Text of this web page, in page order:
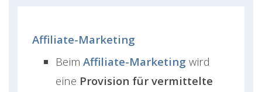
Affiliate-Marketing
Beim Affiliate-Marketing wird
eine Provision für vermittelte